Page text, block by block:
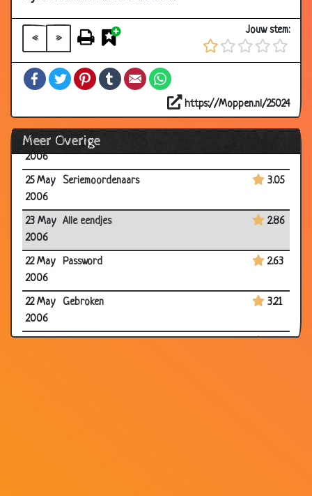
« »
Jouw stem:
FacebookTwitterPinterestTumblrEmail
https://Moppen.nl/25024
Meer Overige
30
May
2006
Zielig 3.11
30
2006
Pech
25 May
2006
Uitglijden
25 May
2006
Seriemoordenaars 3.05
23 May
2006
Alle eendjes 2.86
22 May
2006
Password 2.63
22 May
2006
Gebroken 3.21